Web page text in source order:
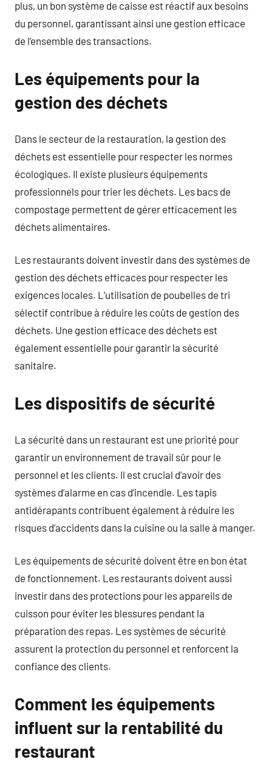
plus, un bon système de caisse est réactif aux besoins
du personnel, garantissant ainsi une gestion efficace
de l’ensemble des transactions.
Les équipements pour la
gestion des déchets
Dans le secteur de la restauration, la gestion des
déchets est essentielle pour respecter les normes
écologiques. Il existe plusieurs équipements
professionnels pour trier les déchets. Les bacs de
compostage permettent de gérer efficacement les
déchets alimentaires.
Les restaurants doivent investir dans des systèmes de
gestion des déchets efficaces pour respecter les
exigences locales. L’utilisation de poubelles de tri
sélectif contribue à réduire les coûts de gestion des
déchets. Une gestion efficace des déchets est
également essentielle pour garantir la sécurité
sanitaire.
Les dispositifs de sécurité
La sécurité dans un restaurant est une priorité pour
garantir un environnement de travail sûr pour le
personnel et les clients. Il est crucial d’avoir des
systèmes d’alarme en cas d’incendie. Les tapis
antidérapants contribuent également à réduire les
risques d’accidents dans la cuisine ou la salle à manger.
Les équipements de sécurité doivent être en bon état
de fonctionnement. Les restaurants doivent aussi
investir dans des protections pour les appareils de
cuisson pour éviter les blessures pendant la
préparation des repas. Les systèmes de sécurité
assurent la protection du personnel et renforcent la
confiance des clients.
Comment les équipements
influent sur la rentabilité du
restaurant